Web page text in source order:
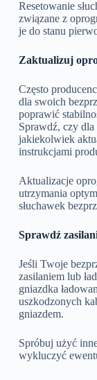
Resetowanie
związane z
je do stanu
Zaktualizuj
Często
dla swoich
poprawić
Sprawdź, czy
jakiekolwiek
instrukcjami
Aktualizacje
utrzymania
słuchawek
Sprawdź
Jeśli Twoje
zasilaniem lub
gniazdka
uszkodzonych
gniazdem.
Spróbuj użyć
wykluczyć